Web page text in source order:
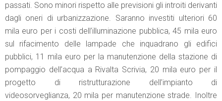
passati. Sono minori rispetto alle previsioni gli introiti derivanti
dagli oneri di urbanizzazione. Saranno investiti ulteriori 60
mila euro per i costi dell’illuminazione pubblica, 45 mila euro
sul rifacimento delle lampade che inquadrano gli edifici
pubblici, 11 mila euro per la manutenzione della stazione di
pompaggio dell’acqua a Rivalta Scrivia, 20 mila euro per il
progetto di ristrutturazione dell’impianto di
videosorveglianza, 20 mila per manutenzione strade. Inoltre